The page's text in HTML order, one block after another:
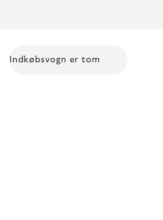
Shopping cart
Indkøbsvogn er tom